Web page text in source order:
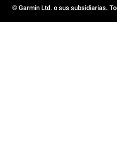
© Garmin Ltd. o sus subsidiarias.